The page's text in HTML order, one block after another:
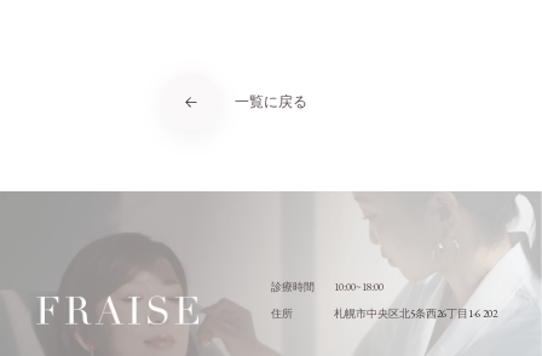
一覧に戻る
診療時間 10:00~18:00
住所 札幌市中央区北5条西26丁目 1-6 202